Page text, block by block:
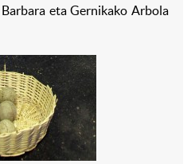
eta Gernikako Arbola